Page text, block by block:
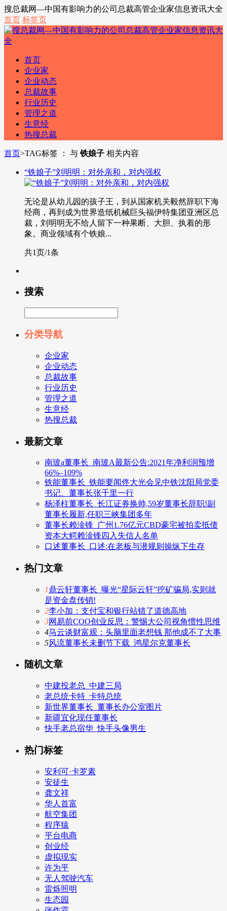
搜总裁网—中国有影响力的公司总裁高管企业家信息资讯大全
首页 标签页
首页
企业家
企业动态
总裁故事
行业历史
管理之道
生意经
热搜总裁
首页>TAG标签 ： 与 铁娘子 相关内容
“铁娘子”刘明明：对外亲和，对内强权
无论是从幼儿园的孩子王，到从国家机关毅然辞职下海
经商，再到成为世界造纸机械巨头福伊特集团亚洲区总
裁，刘明明无不给人留下一种果断、大胆、执着的形
象。商业领域有个铁娘...
共1页/1条
搜索
分类导航
企业家
企业动态
总裁故事
行业历史
管理之道
生意经
热搜总裁
最新文章
南玻a董事长_南玻A最新公告:2021年净利润预增
66%–109%
铁能董事长_铁能要闻佟大光会见中铁沈阳局党委
书记、董事长张千里一行
杨泽柱董事长_长江证券换帅,59岁董事长辞职!副
董事长履新,任职三峡集团多年
董事长赖淦锋_广州1.76亿元CBD豪宅被拍卖抵债
资本大鳄赖淦锋四入失信人名单
口述董事长_口述:在老板与潜规则操纵下生存
热门文章
1鼎云轩董事长_曝光“星际云轩”挖矿骗局,实则就
是资金盘传销!
2李小加：支付宝和银行站错了道德高地
3网易前COO创业反思：警惕大公司视角惯性思维
4马云谈财富观：头脑里面老想钱 那他成不了大事
5风流董事长未删节下载_鸿星尔克董事长
随机文章
中建投老总_中建三局
老总统卡特_卡特总统
新世界董事长_董事长办公室图片
新疆宜化现任董事长
快手老总宿华_快手头像男生
热门标签
安利可·卡罗素
安徒生
龚文祥
华人首富
航空集团
程序猿
平台电商
创业经
虚拟现实
许为平
无人驾驶汽车
雷烁照明
生态园